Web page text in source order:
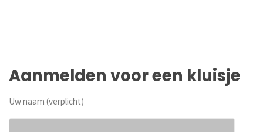
Aanmelden voor een kluisje
Uw naam (verplicht)